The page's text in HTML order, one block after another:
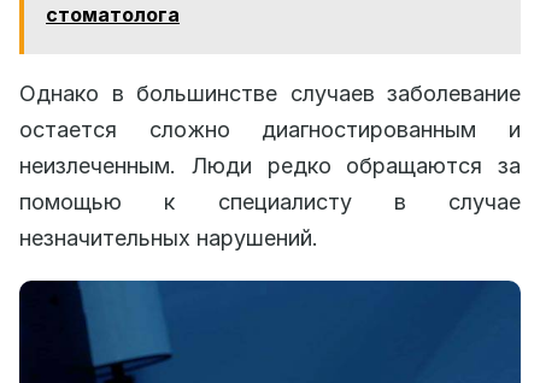
стоматолога
Однако в большинстве случаев заболевание
остается сложно диагностированным и
неизлеченным. Люди редко обращаются за
помощью к специалисту в случае
незначительных нарушений.